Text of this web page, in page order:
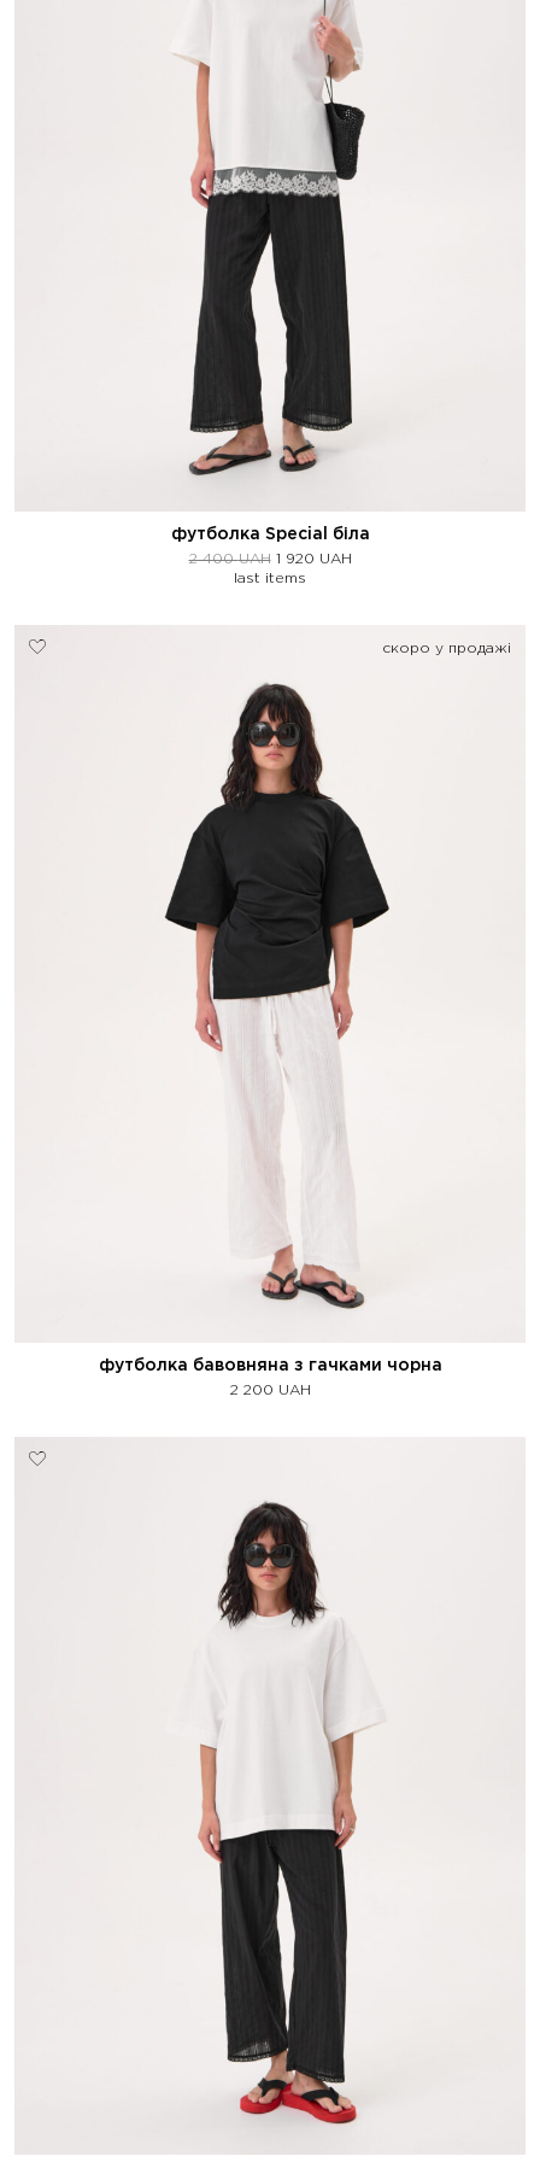
футболка Special біла
2 400UAH 1 920 UAH
last items
скоро у продажі
футболка бавовняна з гачками чорна
2 200 UAH